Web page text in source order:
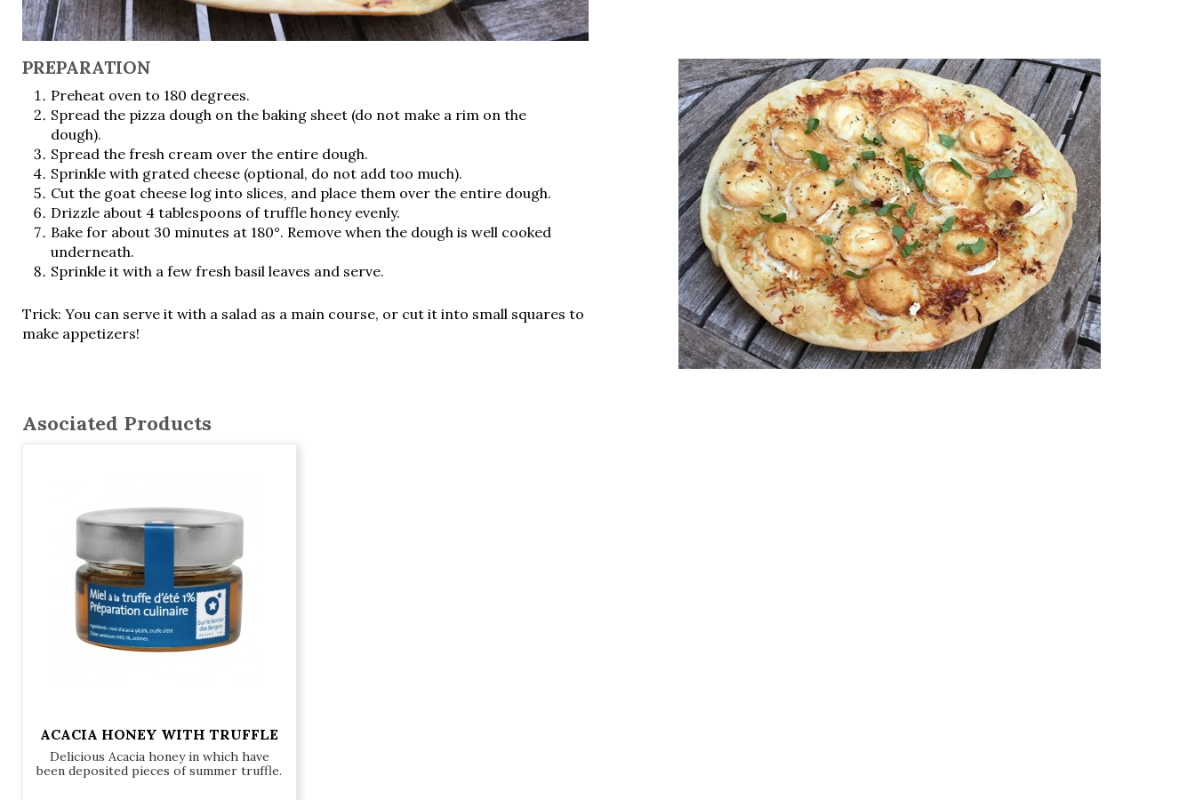
PREPARATION
Preheat oven to 180 degrees.
Spread the pizza dough on the baking sheet (do not make a rim on the
dough).
Spread the fresh cream over the entire dough.
Sprinkle with grated cheese (optional, do not add too much).
Cut the goat cheese log into slices, and place them over the entire dough.
Drizzle about 4 tablespoons of truffle honey evenly.
Bake for about 30 minutes at 180°. Remove when the dough is well cooked
underneath.
Sprinkle it with a few fresh basil leaves and serve.
Trick: You can serve it with a salad as a main course, or cut it into small squares to
make appetizers!
Asociated Products
ACACIA HONEY WITH TRUFFLE
Delicious Acacia honey in which have
been deposited pieces of summer truffle.